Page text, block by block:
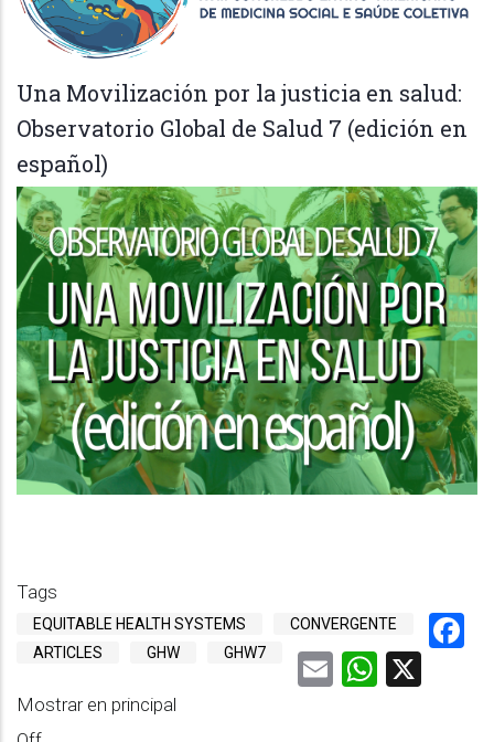
Una Movilización por la justicia en salud:
Observatorio Global de Salud 7 (edición en
español)
Tags
EQUITABLE HEALTH SYSTEMS
CONVERGENTE
ARTICLES
GHW GHW7
Email
Mostrar en principal